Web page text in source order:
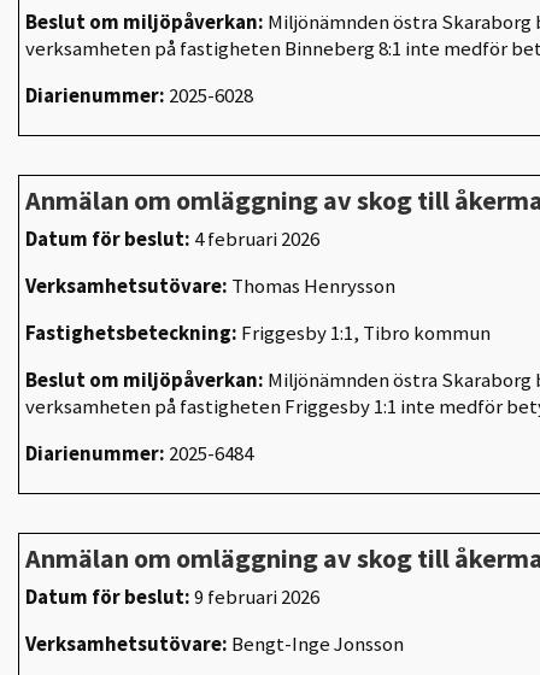
Beslut om miljöpåverkan: Miljönämnden östra
verksamheten på fastigheten Binneberg 8:1 inte medför
Diarienummer: 2025-6028
Anmälan om omläggning av skog till
Datum för beslut: 4 februari 2026
Verksamhetsutövare: Thomas Henrysson
Fastighetsbeteckning: Friggesby 1:1, Tibro kommun
Beslut om miljöpåverkan: Miljönämnden östra
verksamheten på fastigheten Friggesby 1:1 inte medför
Diarienummer: 2025-6484
Anmälan om omläggning av skog till
Datum för beslut:9 februari 2026
Verksamhetsutövare: Bengt-Inge Jonsson